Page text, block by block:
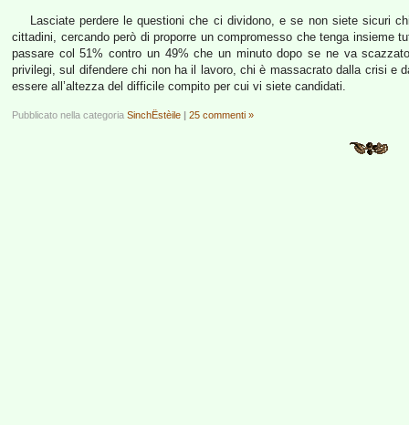
Lasciate perdere le questioni che ci dividono, e se non siete sicuri
cittadini, cercando però di proporre un compromesso che tenga insieme
passare col 51% contro un 49% che un minuto dopo se ne va
privilegi, sul difendere chi non ha il lavoro, chi è massacrato dalla crisi e
essere all’altezza del difficile compito per cui vi siete candidati.
Pubblicato nella categoria SinchËstèile | 25 commenti »